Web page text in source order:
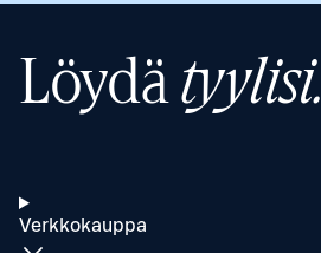
Löydätyylisi.
Verkkokauppa